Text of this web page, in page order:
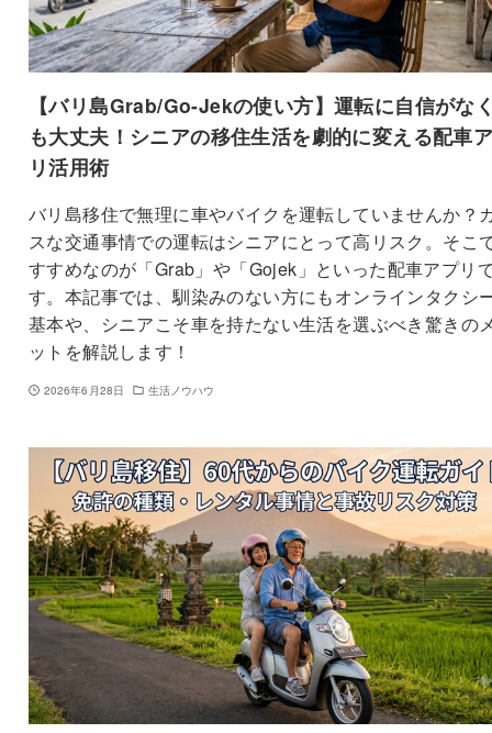
【バリ島Grab/Go-Jekの使い方】運転に自信がな
も大丈夫！シニアの移住生活を劇的に変える配車
リ活用術
バリ島移住で無理に車やバイクを運転していませんか？
スな交通事情での運転はシニアにとって高リスク。そこ
すすめなのが「Grab」や「Gojek」といった配車アプリ
す。本記事では、馴染みのない方にもオンラインタクシ
基本や、シニアこそ車を持たない生活を選ぶべき驚きの
ットを解説します！
2026年6月28日 生活ノウハウ